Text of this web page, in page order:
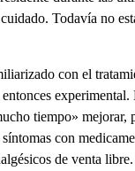
Todavía no
con el
tiempo» mejorar,
con
de venta libre.